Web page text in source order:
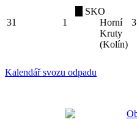
31 1
SKO
Horní
Kruty
(Kolín)
3
Kalendář svozu odpadu